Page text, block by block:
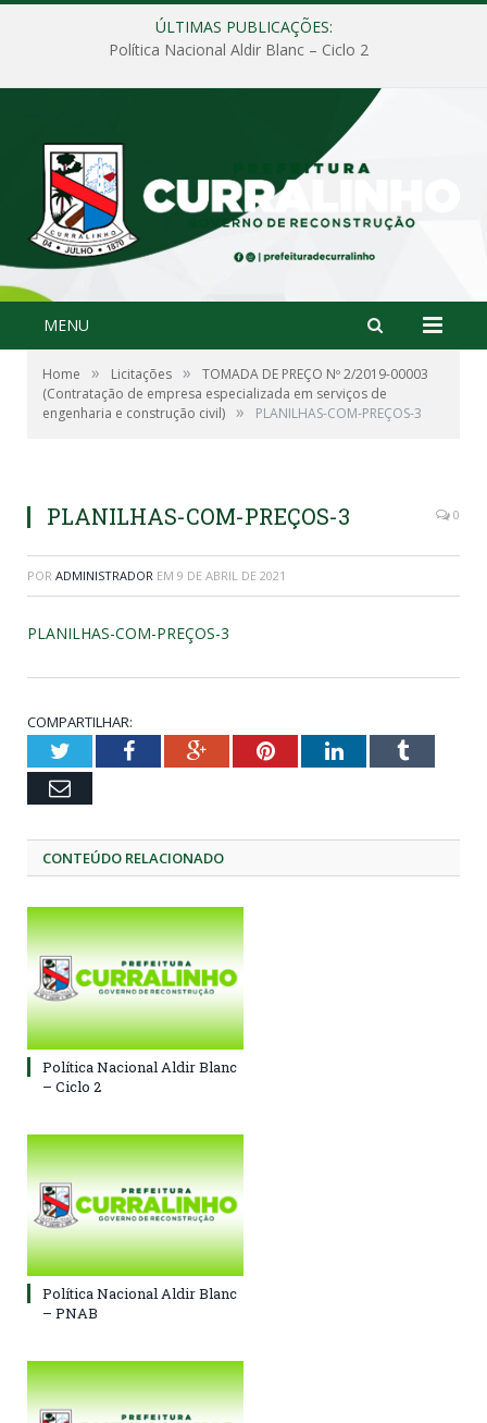
ÚLTIMAS PUBLICAÇÕES:
Política Nacional Aldir Blanc – Ciclo 2
MENU
Home » Licitações »
TOMADA DE PREÇO Nº 2/2019-00003
(Contratação de empresa especializada em serviços de
engenharia e construção civil) » PLANILHAS-COM-PREÇOS-3
PLANILHAS-COM-PREÇOS-3 0
POR ADMINISTRADOR EM 9 DE ABRIL DE 2021
PLANILHAS-COM-PREÇOS-3
COMPARTILHAR:
TwitterFacebookGoogle+PinterestLinkedInTumblr
Email
CONTEÚDO RELACIONADO
Política Nacional Aldir Blanc
– Ciclo 2
Política Nacional Aldir Blanc
– PNAB